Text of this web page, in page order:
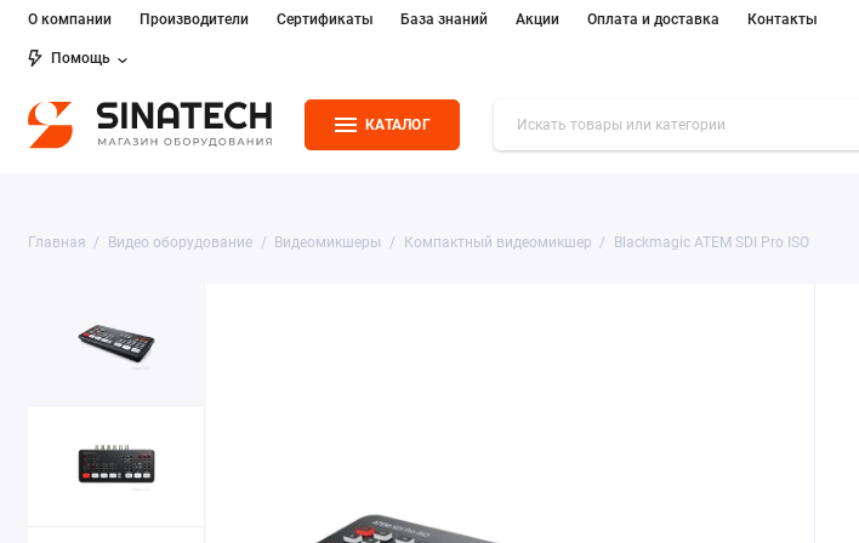
О компании Производители Сертификаты База знаний Акции Оплата и доставка Контакты
Помощь
КАТАЛОГ
Главная Видео оборудование Видеомикшеры Компактный видеомикшер Blackmagic ATEM SDI Pro ISO